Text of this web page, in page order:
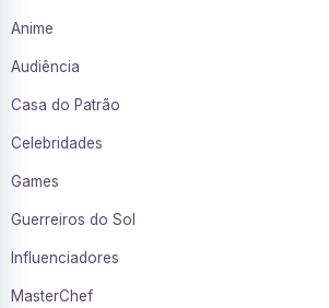
Anime
Audiência
Casa do Patrão
Celebridades
Games
Guerreiros do Sol
Influenciadores
MasterChef